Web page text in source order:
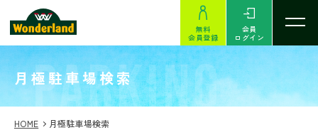
無料
会員登録
会員
ログイン
月極駐車場検索
PARKING
HOME 月極駐車場検索